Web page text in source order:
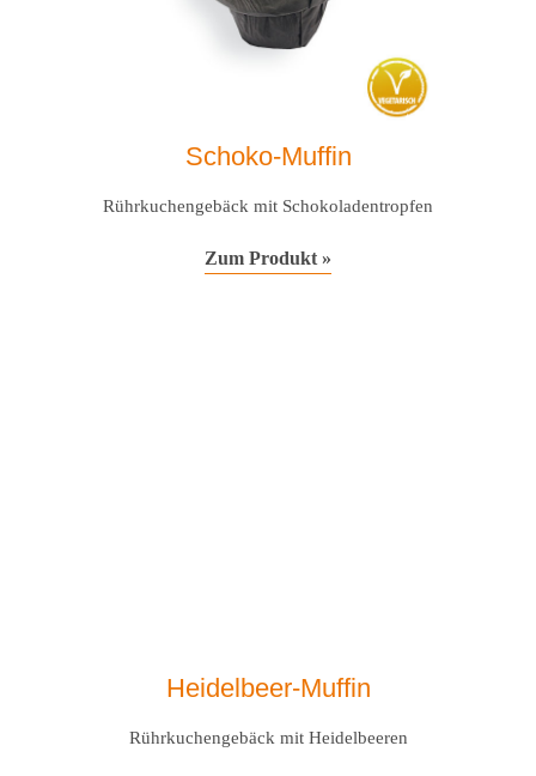
Schoko-Muffin
Rührkuchengebäck mit Schokoladentropfen
Zum Produkt »
Heidelbeer-Muffin
Rührkuchengebäck mit Heidelbeeren